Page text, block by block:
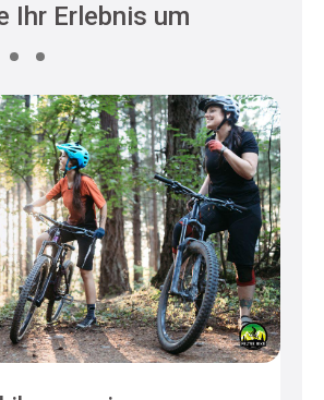
Ihr Erlebnis um